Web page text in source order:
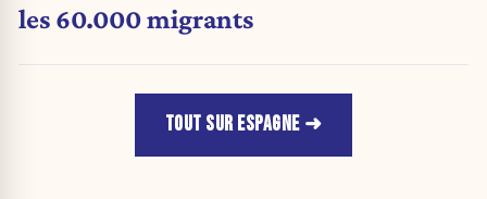
les 60.000 migrants
TOUT SUR ESPAGNE